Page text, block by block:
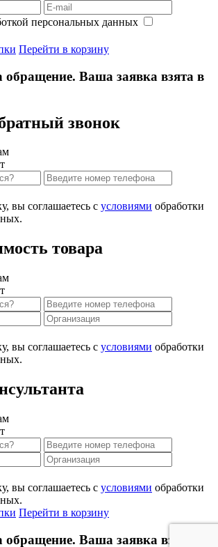
персональных данных
Перейти в корзину
обращение. Ваша заявка взята в
звонок
вы соглашаетесь с условиями обработки
товара
вы соглашаетесь с условиями обработки
вы соглашаетесь с условиями обработки
Перейти в корзину
Ваша заявка взята в